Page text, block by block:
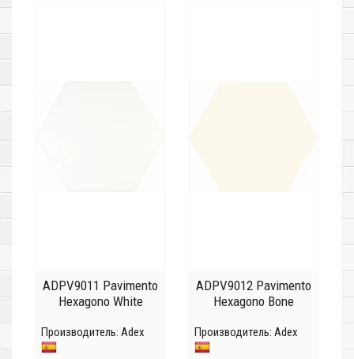
ADPV9011 Pavimento
Hexagono White
Производитель: Adex
ADPV9012 Pavimento
Hexagono Bone
Производитель: Adex